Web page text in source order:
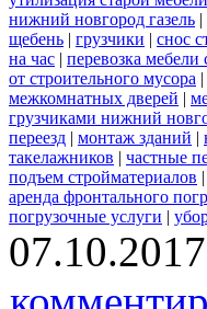
нижний новгород газель |
щебень | грузчики | снос
на час | перевозка
от строительного мусора |
межкомнатных дверей |
грузчиками нижний
переезд | монтаж зданий |
такелажников | частные
подъем стройматериалов |
аренда фронтального
погрузочные услуги |